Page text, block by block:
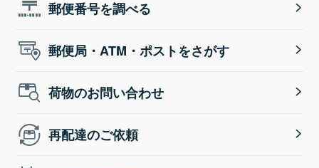
郵便番号を調べる
郵便局・ATM・ポストをさがす
荷物のお問い合わせ
再配達のご依頼